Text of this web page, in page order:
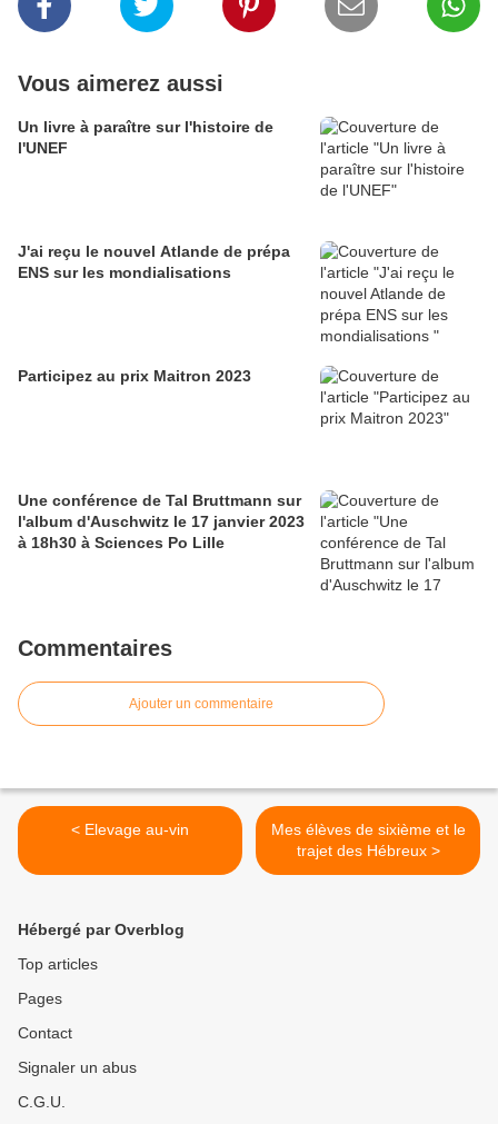
Vous aimerez aussi
Un livre à paraître sur l'histoire de
l'UNEF
J'ai reçu le nouvel Atlande de prépa
ENS sur les mondialisations
Participez au prix Maitron 2023
Une conférence de Tal Bruttmann sur
l'album d'Auschwitz le 17 janvier 2023
à 18h30 à Sciences Po Lille
Commentaires
Ajouter un commentaire
< Elevage au-vin
Mes élèves de sixième et le
trajet des Hébreux >
Hébergé par Overblog
Top articles
Pages
Contact
Signaler un abus
C.G.U.